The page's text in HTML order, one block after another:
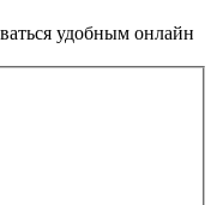
удобным онлайн